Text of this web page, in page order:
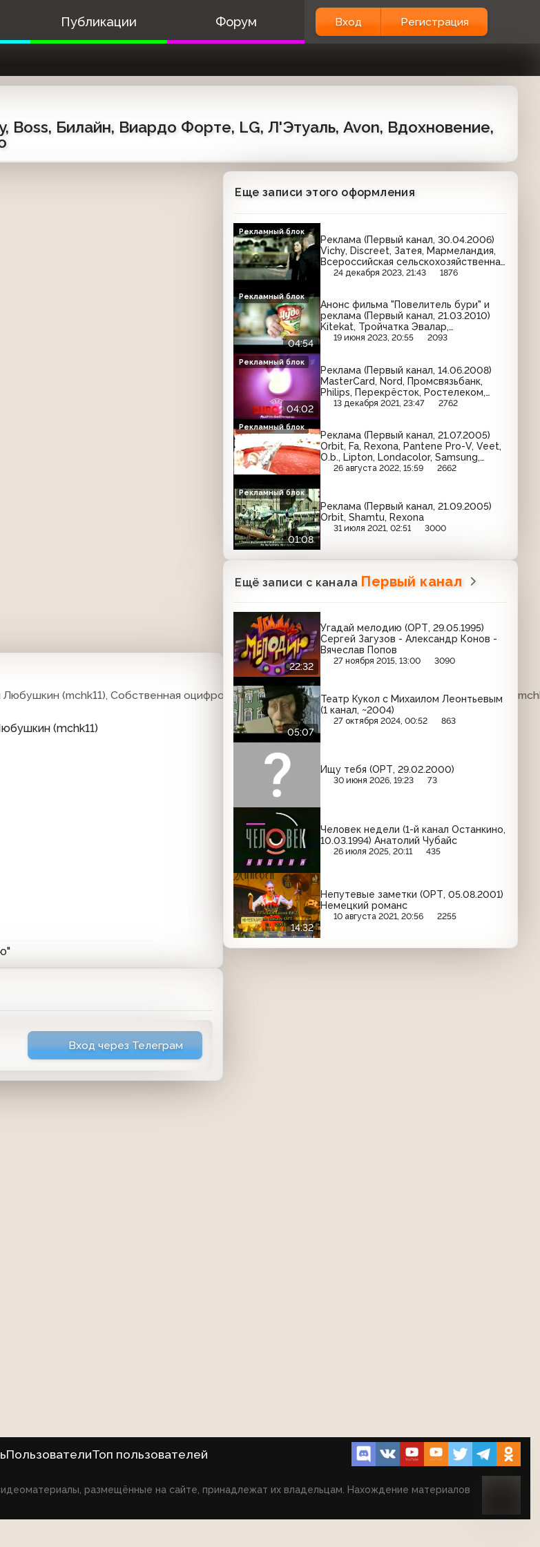
Публикации Форум Вход Регистрация
Boss, Билайн, Виардо Форте, LG, Л'Этуаль, Avon, Вдохновение,
(mchk11), Собственная оцифровка. VHSRip. Кассету предоставил Максим Любушкин
(mchk11)
Вход через Телеграм
Еще записи этого оформления
Реклама (Первый канал, 30.04.2006)
Vichy, Discreet, Затея, Мармеландия,
Всероссийская сельскохозяйственная
перепись, Ростелеком, Vici,
24 декабря 2023, 21:43 1876
Рекламный блок
04:54
Анонс фильма "Повелитель бури" и
реклама (Первый канал, 21.03.2010)
Kitekat, Тройчатка Эвалар,
McDonald's, Чудо, Фосфалюгель,
19 июня 2023, 20:55 2093
Рекламный блок
04:02
Реклама (Первый канал, 14.06.2008)
MasterCard, Nord, Промсвязьбанк,
Philips, Перекрёсток, Ростелеком,
МИЦ, Mitsubishi, Sealex, Eclipse, Epson,
13 декабря 2021, 23:47 2762
Рекламный блок
Реклама (Первый канал, 21.07.2005)
Orbit, Fa, Rexona, Pantene Pro-V, Veet,
O.b., Lipton, Londacolor, Samsung,
Timotei, Dirol, Camay, Dove
26 августа 2022, 15:59 2662
Рекламный блок
01:08
Реклама (Первый канал, 21.09.2005)
Orbit, Shamtu, Rexona
31 июля 2021, 02:51 3000
Рекламный блок
Ещё записи с канала Первый канал
22:32
Угадай мелодию (ОРТ, 29.05.1995)
Сергей Загузов - Александр Конов -
Вячеслав Попов
27 ноября 2015, 13:00 3090
05:07
Театр Кукол с Михаилом Леонтьевым
(1 канал, ~2004)
27 октября 2024, 00:52 863
Ищу тебя (ОРТ, 29.02.2000)
30 июня 2026, 19:23 73
Человек недели (1-й канал Останкино,
10.03.1994) Анатолий Чубайс
26 июля 2025, 20:11 435
14:32
Непутевые заметки (ОРТ, 05.08.2001)
Немецкий романс
10 августа 2021, 20:56 2255
ПользователиТоп пользователей
размещённые на сайте, принадлежат их владельцам. Нахождение материалов